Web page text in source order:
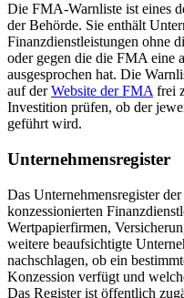
Die FMA-Warnliste ist eines
der Behörde. Sie enthält
Finanzdienstleistungen ohne
oder gegen die die FMA eine
ausgesprochen hat. Die
auf derWebsite der FMA frei
Investition prüfen, ob der
geführt wird.
Unternehmensregister
Das Unternehmensregister
konzessionierten
Wertpapierfirmen,
weitere beaufsichtigte
nachschlagen, ob ein
Konzession verfügt und
Das Register ist öffentlich